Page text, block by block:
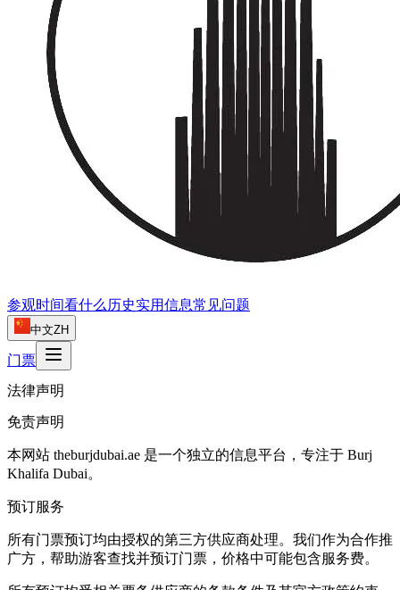
参观时间看什么 历史实用信息常见问题
中文ZH
门票
法律声明
免责声明
本网站 theburjdubai.ae 是一个独立的信息平台，专注于 Burj
Khalifa Dubai。
预订服务
所有门票预订均由授权的第三方供应商处理。我们作为合作推
广方，帮助游客查找并预订门票，价格中可能包含服务费。